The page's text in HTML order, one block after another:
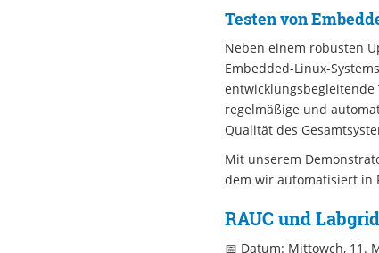
Testen von
Neben einem robusten
Embedded-Linux-
regelmäßige und
Qualität des
Mit unserem
dem wir automatisiert in
RAUC und
📅 Datum: Mittowch, 11.